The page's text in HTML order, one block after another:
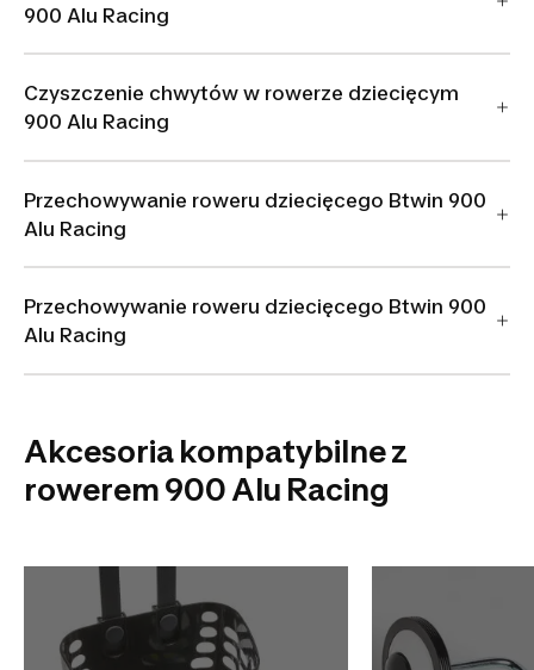
900 Alu Racing
Czyszczenie chwytów w rowerze dziecięcym
900 Alu Racing
Przechowywanie roweru dziecięcego Btwin 900
Alu Racing
Przechowywanie roweru dziecięcego Btwin 900
Alu Racing
Akcesoria kompatybilne z
rowerem 900 Alu Racing